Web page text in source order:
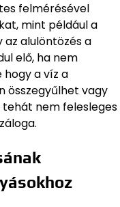
felmérésével
mint például a
alulöntözés a
elő, ha nem
hogy a víz a
összegyűlhet vagy
nem felesleges